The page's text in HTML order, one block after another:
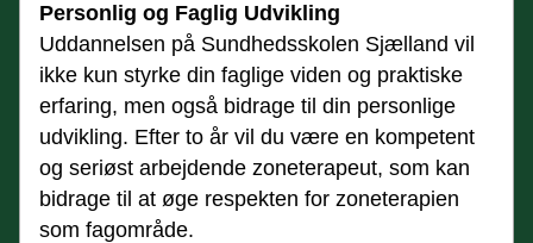
Personlig og Faglig Udvikling
Uddannelsen på Sundhedsskolen Sjælland vil
ikke kun styrke din faglige viden og praktiske
erfaring, men også bidrage til din personlige
udvikling. Efter to år vil du være en kompetent
og seriøst arbejdende zoneterapeut, som kan
bidrage til at øge respekten for zoneterapien
som fagområde.